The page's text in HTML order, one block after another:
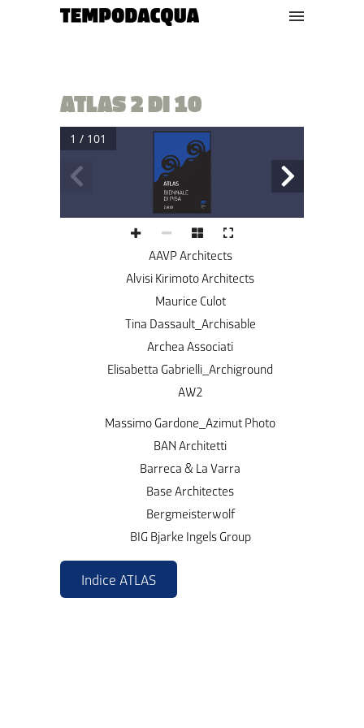
ATLAS 2 DI 10
2 di 10
1 / 101
AAVP Architects
Alvisi Kirimoto Architects
Maurice Culot
Tina Dassault_Archisable
Archea Associati
Elisabetta Gabrielli_Archiground
AW2
Massimo Gardone_Azimut Photo
BAN Architetti
Barreca & La Varra
Base Architectes
Bergmeisterwolf
BIG Bjarke Ingels Group
Indice ATLAS